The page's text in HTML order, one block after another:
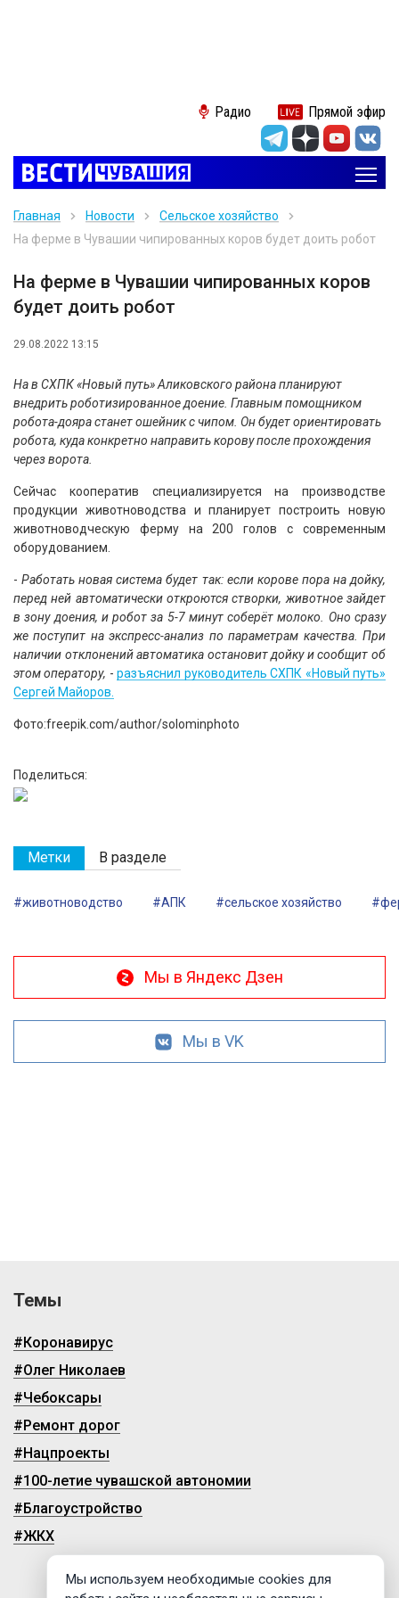
Радио Прямой эфир
Главная Новости
Сельское хозяйство
На ферме в Чувашии чипированных коров будет доить робот
На ферме в Чувашии чипированных коров
будет доить робот
29.08.2022 13:15
На в СХПК «Новый путь» Аликовского района планируют
внедрить роботизированное доение. Главным помощником
робота-дояра станет ошейник с чипом. Он будет ориентировать
робота, куда конкретно направить корову после прохождения
через ворота.
Сейчас кооператив специализируется на производстве
продукции животноводства и планирует построить новую
животноводческую ферму на 200 голов с современным
оборудованием.
-Работать новая система будет так: если корове пора на дойку,
перед ней автоматически откроются створки, животное зайдет
в зону доения, и робот за 5-7 минут соберёт молоко. Оно сразу
же поступит на экспресс-анализ по параметрам качества. При
наличии отклонений автоматика остановит дойку и сообщит об
этом оператору, -разъяснил руководитель СХПК «Новый путь»
Сергей Майоров.
Фото:freepik.com/author/solominphoto
Поделиться:
Метки В разделе
#животноводство #АПК #сельское хозяйство
Мы в Яндекс Дзен
Мы в VK
Темы
#Коронавирус
#Олег Николаев
#Чебоксары
#Ремонт дорог
#Нацпроекты
#100-летие чувашской автономии
#Благоустройство
#ЖКХ
Мы используем необходимые cookies для